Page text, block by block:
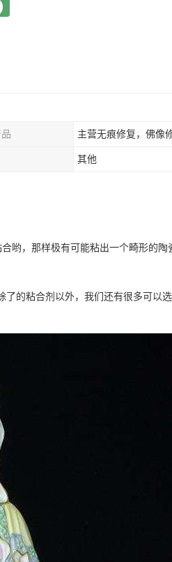
主营无痕修复，佛像
其他
哟，那样极有可能粘出一个畸形的陶
的粘合剂以外，我们还有很多可以选